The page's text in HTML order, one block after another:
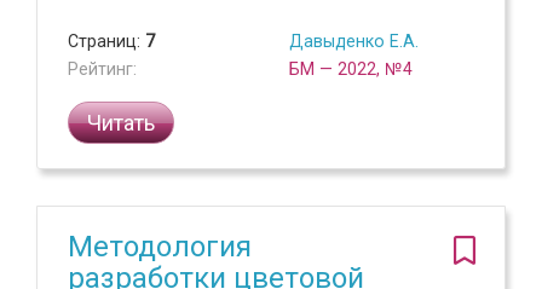
Страниц: 7
Рейтинг:
Давыденко Е.А.
БМ — 2022, №4
Читать
Методология
разработки цветовой